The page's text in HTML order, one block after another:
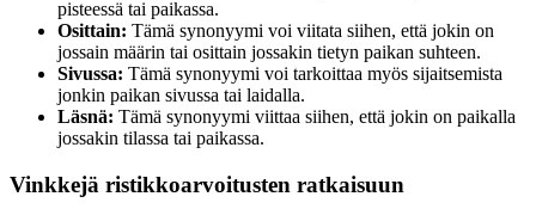
pisteessä tai paikassa.
Osittain: Tämä synonyymi voi viitata siihen, että jokin on
jossain määrin tai osittain jossakin tietyn paikan suhteen.
Sivussa: Tämä synonyymi voi tarkoittaa myös sijaitsemista
jonkin paikan sivussa tai laidalla.
Läsnä: Tämä synonyymi viittaa siihen, että jokin on paikalla
jossakin tilassa tai paikassa.
Vinkkejä ristikkoarvoitusten ratkaisuun